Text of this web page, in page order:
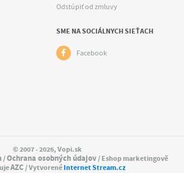
Odstúpiť od zmluvy
SME NA SOCIÁLNYCH SIEŤACH
Facebook
© 2007 - 2026, Vopi.sk
/Ochrana osobných údajov/ Eshop marketingově
AZC/ VytvorenéInternet Stream.cz